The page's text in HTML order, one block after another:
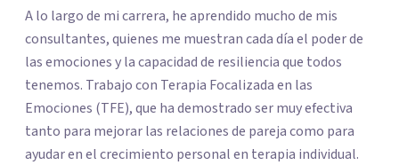
A lo largo de mi carrera, he aprendido mucho de mis
consultantes, quienes me muestran cada día el poder de
las emociones y la capacidad de resiliencia que todos
tenemos. Trabajo con Terapia Focalizada en las
Emociones (TFE), que ha demostrado ser muy efectiva
tanto para mejorar las relaciones de pareja como para
ayudar en el crecimiento personal en terapia individual.